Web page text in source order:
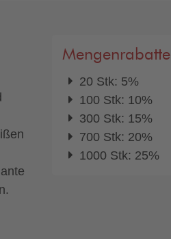
Mengenrabatte
20 Stk: 5%
100 Stk: 10%
300 Stk: 15%
700 Stk: 20%
1000 Stk: 25%